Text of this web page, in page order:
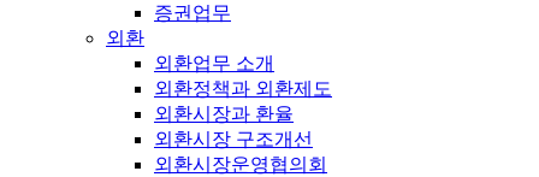
증권업무
외환
외환업무 소개
외환정책과 외환제도
외환시장과 환율
외환시장 구조개선
외환시장운영협의회